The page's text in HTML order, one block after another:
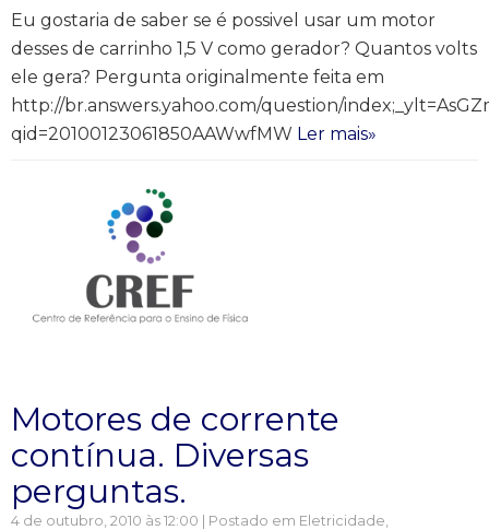
Eu gostaria de saber se é possivel usar um motor
desses de carrinho 1,5 V como gerador? Quantos volts
ele gera? Pergunta originalmente feita em
http://br.answers.yahoo.com/question/
qid=20100123061850AAWwfMW Ler mais»
Motores de corrente
contínua. Diversas
perguntas.
4 de outubro, 2010 às 12:00 | Postado em Eletricidade,